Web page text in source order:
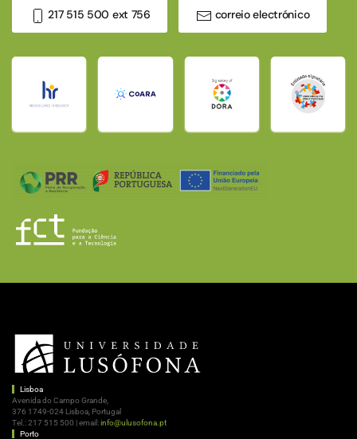
217 515 500 ext 756 correio electrónico
Lisboa
Avenida do Campo Grande,
376 1749-024 Lisboa, Portugal
Tel.:217 515 500 | email:info@ulusofona.pt
Porto